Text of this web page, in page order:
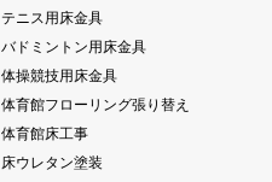
テニス用床金具
バドミントン用床金具
体操競技用床金具
体育館フローリング張り替え
体育館床工事
床ウレタン塗装